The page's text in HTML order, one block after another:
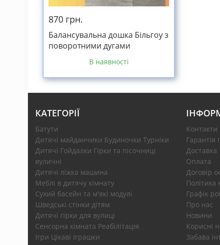
870 грн.
Балансувальна дошка Більгоу з
поворотними дугами
В наявності
КАТЕГОРІЇ
Батути
Дитячі майданчики Будиночки Турніки
Дитячі Гойдалки Гірки та пісочниці
вуличні
Дитячі ліжка машина
Меблі в дитячу кімнату
Сухий басейн та м'які модулі
Шведські стінки дітям
Дитячі гірки для вулиці
Сенсорна кімната Реабілітація
Ігри Цікаві Іграшки
Контакти
Гарантія
Доставка
Оплата
Договір
Політика
Графік
Про нас
Новини
Корисні
Забава